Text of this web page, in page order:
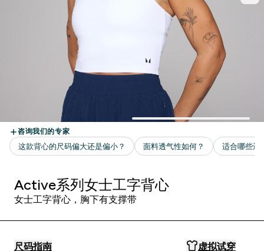
Active系列女士工字背心
女士工字背心，胸下有支撑带
尺码指南 虚拟试穿